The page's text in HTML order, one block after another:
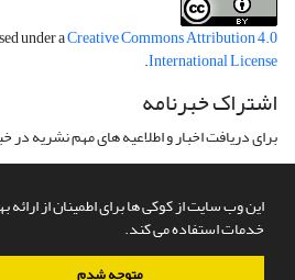
این وب سایت از کوکی ها برای اطمینان از ارائه
خدمات استفاده می کند.
متوجه شدم
under aCreative Commons Attribution 4.0
International License
.
اشتراک خبرنامه
برای دریافت اخبار و اطلاعیه های مهم نشریه